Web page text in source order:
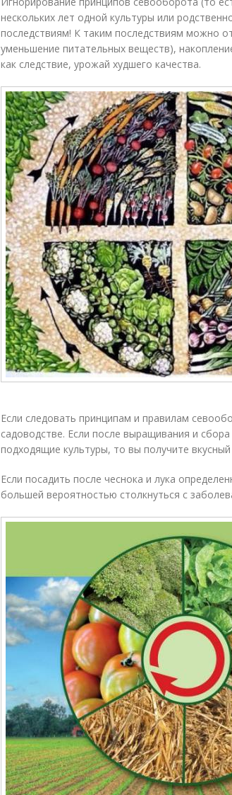
нескольких лет одной культуры или
последствиям! К таким последствиям можно
уменьшение питательных веществ),
как следствие, урожай худшего качества.
Если следовать принципам и правилам
садоводстве. Если после выращивания и
подходящие культуры, то вы получите
Если посадить после чеснока и лука
большей вероятностью столкнуться с